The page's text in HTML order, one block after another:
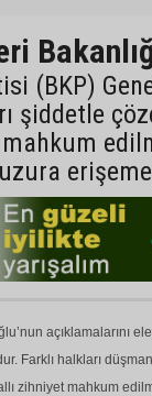
(BKP)
şiddetle
açıklamalarını
Farklı halkları
zihniyet mahkum